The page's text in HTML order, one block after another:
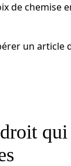
de chemise
un article